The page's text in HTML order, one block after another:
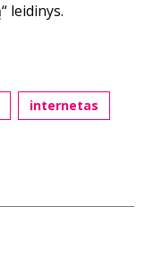
leidinys.
internetas